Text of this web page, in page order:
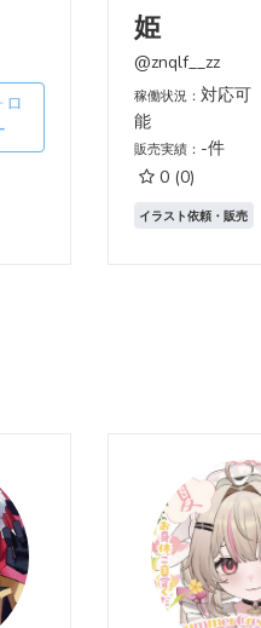
ロ
姫
@znqlf__zz
稼働状況：対応可
能
販売実績： -件
0 (0)
イラスト依頼・販売